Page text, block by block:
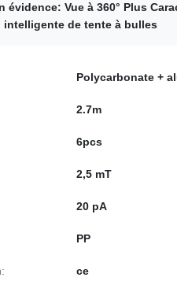
évidence: Vue à 360° Plus
intelligente de tente à bulles
Polycarbonate +
2.7m
6pcs
2,5 mT
20 pA
PP
ce